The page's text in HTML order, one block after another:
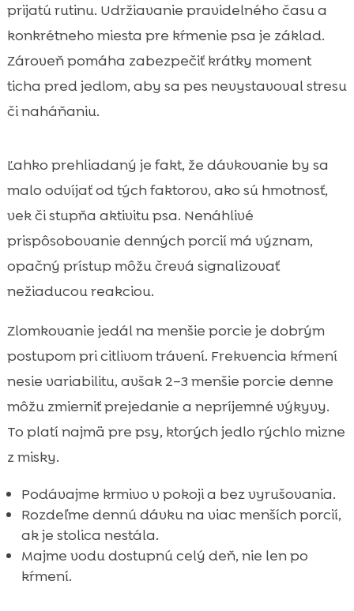
prijatú rutinu. Udržiavanie pravidelného času a
konkrétneho miesta pre kŕmenie psa je základ.
Zároveň pomáha zabezpečiť krátky moment
ticha pred jedlom, aby sa pes nevystavoval stresu
či naháňaniu.
Ľahko prehliadaný je fakt, že dávkovanie by sa
malo odvíjať od tých faktorov, ako sú hmotnosť,
vek či stupňa aktivitu psa. Nenáhlivé
prispôsobovanie denných porcií má význam,
opačný prístup môžu črevá signalizovať
nežiaducou reakciou.
Zlomkovanie jedál na menšie porcie je dobrým
postupom pri citlivom trávení. Frekvencia kŕmení
nesie variabilitu, avšak 2–3 menšie porcie denne
môžu zmierniť prejedanie a nepríjemné výkyvy.
To platí najmä pre psy, ktorých jedlo rýchlo mizne
z misky.
Podávajme krmivo v pokoji a bez vyrušovania.
Rozdeľme dennú dávku na viac menších porcií,
ak je stolica nestála.
Majme vodu dostupnú celý deň, nie len po
kŕmení.